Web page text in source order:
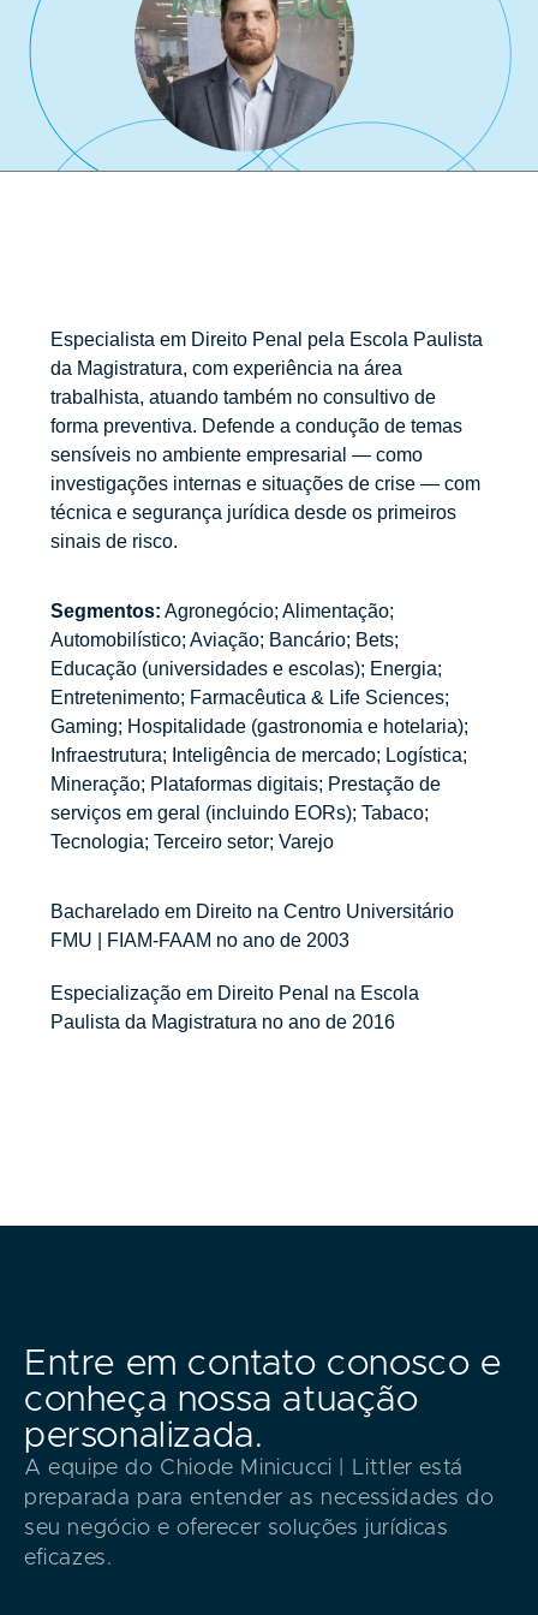
Especialista em Direito Penal pela Escola Paulista
da Magistratura, com experiência na área
trabalhista, atuando também no consultivo de
forma preventiva. Defende a condução de temas
sensíveis no ambiente empresarial — como
investigações internas e situações de crise — com
técnica e segurança jurídica desde os primeiros
sinais de risco.
Segmentos: Agronegócio; Alimentação;
Automobilístico; Aviação; Bancário; Bets;
Educação (universidades e escolas); Energia;
Entretenimento; Farmacêutica & Life Sciences;
Gaming; Hospitalidade (gastronomia e hotelaria);
Infraestrutura; Inteligência de mercado; Logística;
Mineração; Plataformas digitais; Prestação de
serviços em geral (incluindo EORs); Tabaco;
Tecnologia; Terceiro setor; Varejo
Bacharelado em Direito na Centro Universitário
FMU | FIAM-FAAM no ano de 2003
Especialização em Direito Penal na Escola
Paulista da Magistratura no ano de 2016
Entre em contato conosco e
conheça nossa atuação
personalizada.
A equipe do Chiode Minicucci | Littler está
preparada para entender as necessidades do
seu negócio e oferecer soluções jurídicas
eficazes.